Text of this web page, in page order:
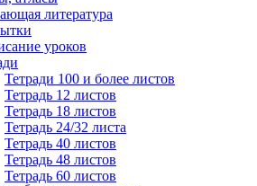
литература
уроков
Тетради 100 и более листов
Тетрадь 12 листов
Тетрадь 18 листов
Тетрадь 24/32 листа
Тетрадь 40 листов
Тетрадь 48 листов
Тетрадь 60 листов